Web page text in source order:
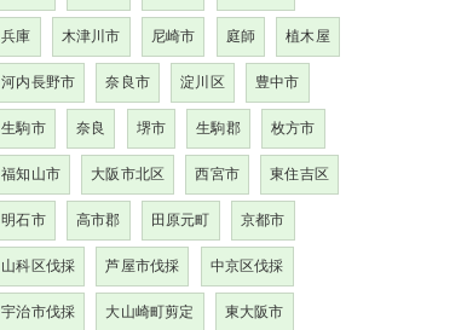
兵庫 木津川市 尼崎市 庭師 植木屋
河内長野市 奈良市 淀川区 豊中市
生駒市 奈良 堺市 生駒郡 枚方市
福知山市 大阪市北区 西宮市 東住吉区
明石市 高市郡 田原元町 京都市
山科区伐採 芦屋市伐採 中京区伐採
宇治市伐採 大山崎町剪定 東大阪市